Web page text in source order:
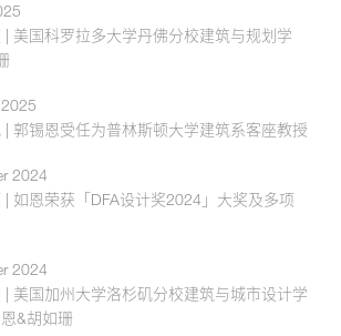
| 美国科罗拉多大学丹佛分校建筑与规划学
| 郭锡恩受任为普林斯顿大学建筑系客座教授
2024
| 如恩荣获「DFA设计奖2024」大奖及多项
2024
| 美国加州大学洛杉矶分校建筑与城市设计学
&胡如珊